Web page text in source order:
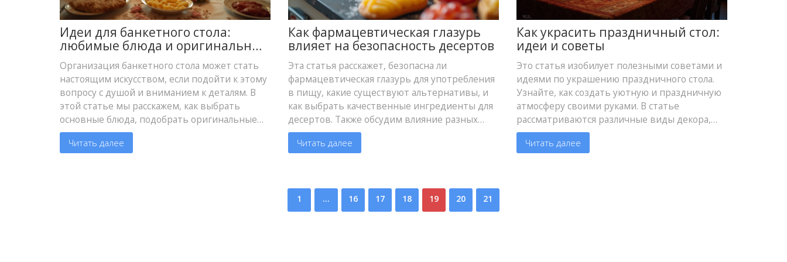
Идеи для банкетного стола:
любимые блюда и оригинальные
закуски
Организация банкетного стола может стать
настоящим искусством, если подойти к этому
вопросу с душой и вниманием к деталям. В
этой статье мы расскажем, как выбрать
основные блюда, подобрать оригинальные
закуски и продумать десерты, чтобы ваш
праздничный стол поразил всех гостей. Вас
Читать далее
Как фармацевтическая глазурь
влияет на безопасность десертов
Эта статья расскажет, безопасна ли
фармацевтическая глазурь для употребления
в пищу, какие существуют альтернативы, и
как выбрать качественные ингредиенты для
десертов. Также обсудим влияние разных
глазурей на здоровье и их химический состав.
Читать далее
Как украсить праздничный стол:
идеи и советы
Это статья изобилует полезными советами и
идеями по украшению праздничного стола.
Узнайте, как создать уютную и праздничную
атмосферу своими руками. В статье
рассматриваются различные виды декора,
способы сервировки и уникальные идеи,
которые порадуют ваших гостей.
Читать далее
1 … 16 17 18 19 20 21